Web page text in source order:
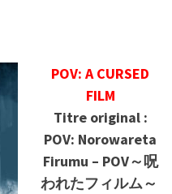
POV: A CURSED
FILM
Titre original :
POV: Norowareta
Firumu – POV～呪
われたフィルム～